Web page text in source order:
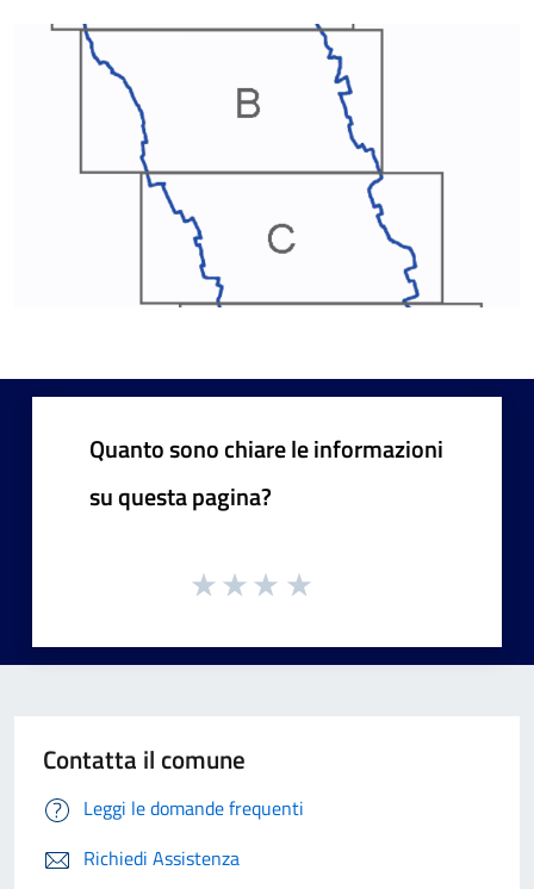
Quanto sono chiare le informazioni
su questa pagina?
Contatta il comune
Leggi le domande frequenti
Richiedi Assistenza